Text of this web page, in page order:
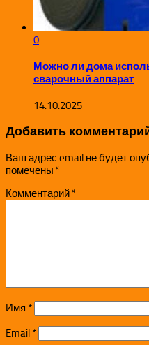
0
Можно ли дома
сварочный аппарат
14.10.2025
Добавить
Ваш адрес email не будет
помечены *
Комментарий *
Имя *
Email *